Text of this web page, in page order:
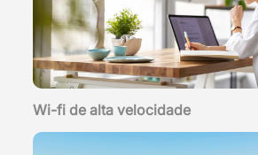
Wi-fi de alta velocidade